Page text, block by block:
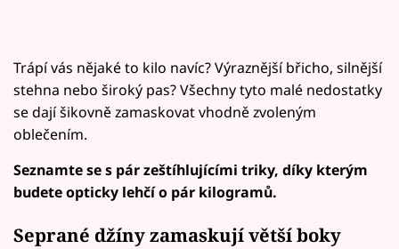
Trápí vás nějaké to kilo navíc? Výraznější břicho, silnější
stehna nebo široký pas? Všechny tyto malé nedostatky
se dají šikovně zamaskovat vhodně zvoleným
oblečením.
Seznamte se s pár zeštíhlujícími triky, díky kterým
budete opticky lehčí o pár kilogramů.
Seprané džíny zamaskují větší boky